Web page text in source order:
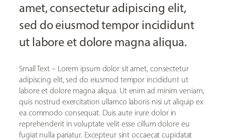
amet, consectetur adipiscing elit,
sed do eiusmod tempor incididunt
ut labore et dolore magna aliqua.
Small Text – Lorem ipsum dolor sit amet, consectetur
adipiscing elit, sed do eiusmod tempor incididunt ut
labore et dolore magna aliqua. Ut enim ad minim veniam,
quis nostrud exercitation ullamco laboris nisi ut aliquip ex
ea commodo consequat. Duis aute irure dolor in
reprehenderit in voluptate velit esse cillum dolore eu
fugiat nulla pariatur. Excepteur sint occaecat cupidatat